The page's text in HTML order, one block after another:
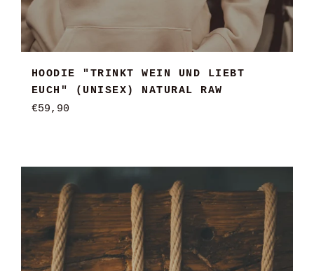
HOODIE "TRINKT WEIN UND LIEBT
EUCH" (UNISEX) NATURAL RAW
Normaler
€59,90